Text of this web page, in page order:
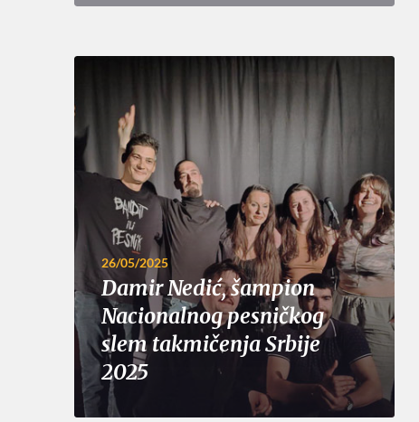
26/05/2025
Damir Nedić, šampion
Nacionalnog pesničkog
slem takmičenja Srbije
2025